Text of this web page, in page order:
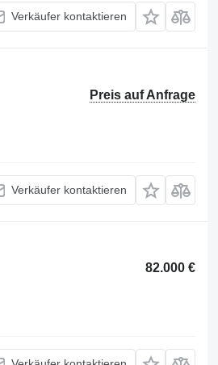
Verkäufer kontaktieren
Preis auf Anfrage
Verkäufer kontaktieren
82.000 €